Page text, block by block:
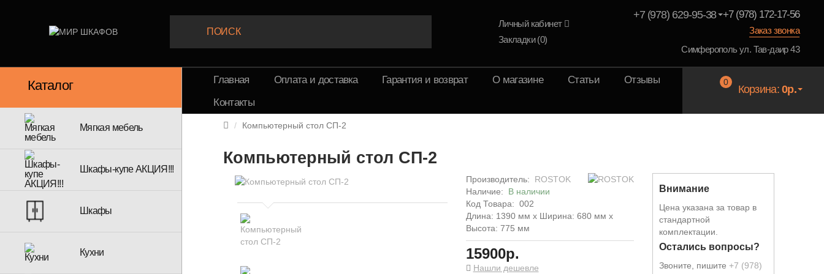
Личный кабинет
Закладки (0)
+7 (978) 629-95-38 +7 (978) 172-17-56
Заказ звонка
Симферополь ул. Тав-даир 43
Каталог
Мягкая мебель
Шкафы-купе АКЦИЯ!!!
Шкафы
Кухни
Главная Оплата и доставка Гарантия и возврат О магазине Статьи
Отзывы
Контакты
0
Корзина:0р.
Компьютерный стол СП-2
Компьютерный стол СП-2
Производитель:
ROSTOK
Наличие: В наличии
Код Товара: 002
Длина: 1390 мм x Ширина: 680 мм x
Высота: 775 мм
15900р.
Нашли дешевле
Внимание
Цена указана за товар в
стандартной
комплектации.
Остались вопросы?
Звоните, пишите+7 (978)